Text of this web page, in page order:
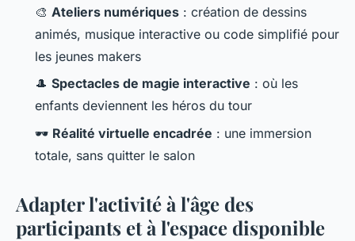
🎨 Ateliers numériques : création de dessins
animés, musique interactive ou code simplifié pour
les jeunes makers
🎩 Spectacles de magie interactive : où les
enfants deviennent les héros du tour
🕶️ Réalité virtuelle encadrée : une immersion
totale, sans quitter le salon
Adapter l'activité à l'âge des
participants et à l'espace disponible